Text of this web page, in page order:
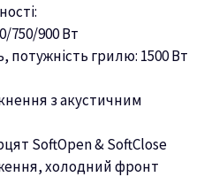
750/900 Вт
потужність грилю: 1500 Вт
з акустичним
SoftOpen & SoftClose
холодний фронт